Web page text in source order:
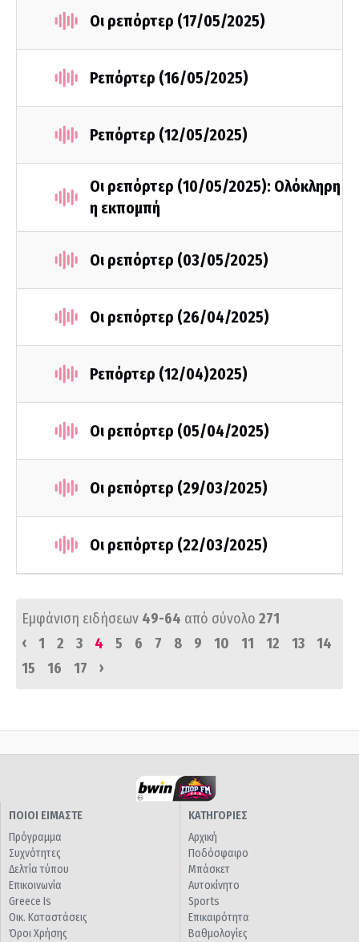
Οι ρεπόρτερ (17/05/2025)
Ρεπόρτερ (16/05/2025)
Ρεπόρτερ (12/05/2025)
Οι ρεπόρτερ (10/05/2025): Ολόκληρη
η εκπομπή
Οι ρεπόρτερ (03/05/2025)
Οι ρεπόρτερ (26/04/2025)
Ρεπόρτερ (12/04)2025)
Οι ρεπόρτερ (05/04/2025)
Οι ρεπόρτερ (29/03/2025)
Οι ρεπόρτερ (22/03/2025)
Εμφάνιση ειδήσεων 49-64 από σύνολο 271
‹
1 2 3 4 5 6 7 8 9 10 11 12 13
14
15
16 17 ›
ΠΟΙΟΙ ΕΙΜΑΣΤΕ
Πρόγραμμα
Συχνότητες
Δελτία τύπου
Επικοινωνία
Greece Is
Οικ. Καταστάσεις
Όροι Χρήσης
ΚΑΤΗΓΟΡΙΕΣ
Αρχική
Ποδόσφαιρο
Μπάσκετ
Αυτοκίνητο
Sports
Επικαιρότητα
Βαθμολογίες